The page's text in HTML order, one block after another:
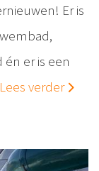
Er is
er is een
Lees verder